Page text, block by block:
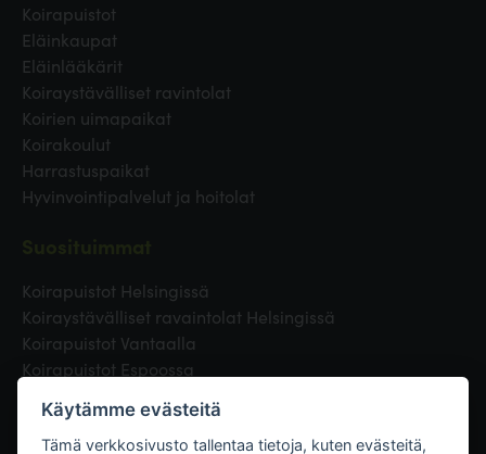
Koirapuistot
Eläinkaupat
Eläinlääkärit
Koiraystävälliset ravintolat
Koirien uimapaikat
Koirakoulut
Harrastuspaikat
Hyvinvointipalvelut ja hoitolat
Koirapuistot Helsingissä
Koiraystävälliset ravaintolat Helsingissä
Koirapuistot Vantaalla
Koirapuistot Espoossa
Eläinlääkäri Helsingissä
Koirapuistot Tampereella
Käytämme evästeitä
Tämä verkkosivusto tallentaa tietoja, kuten evästeitä,